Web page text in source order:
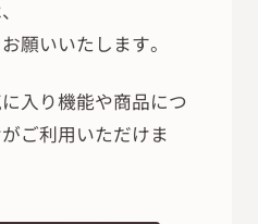
願いいたします。
入り機能や商品につ
ご利用いただけま